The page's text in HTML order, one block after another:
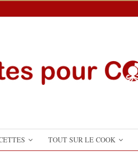
TOUT SUR LE COOK